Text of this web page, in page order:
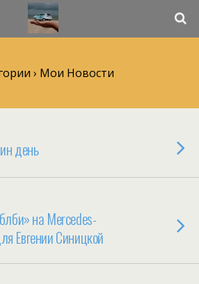
› Мои Новости
день
на Mercedes-
Евгении Синицкой